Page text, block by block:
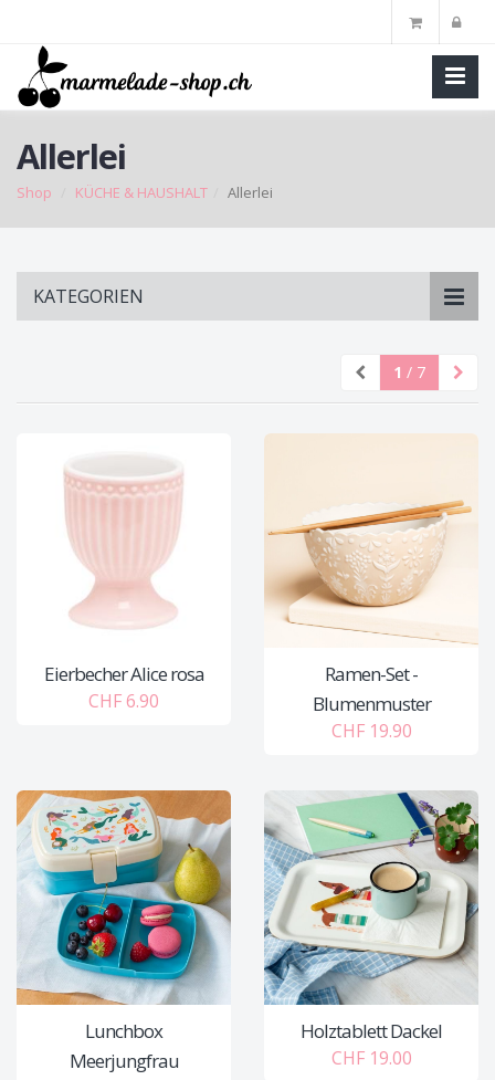
Allerlei
Shop KÜCHE & HAUSHALT Allerlei
KATEGORIEN
1 / 7
Eierbecher Alice rosa
CHF 6.90
Ramen-Set -
Blumenmuster
CHF 19.90
Lunchbox
Meerjungfrau
Holztablett Dackel
CHF 19.00